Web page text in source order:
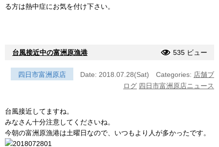
る方は熱中症にお気を付け下さい。
台風接近中の富洲原漁港 535 ビュー
四日市富洲原店 Date: 2018.07.28(Sat) Categories: 店舗ブ
ログ 四日市富洲原店ニュース
台風接近してますね。
みなさん十分注意してくださいね。
今朝の富洲原漁港は土曜日なので、いつもより人が多かったです。